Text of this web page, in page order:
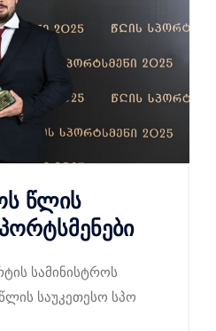
წლის
სამინისტროს
საუკეთესო სპო